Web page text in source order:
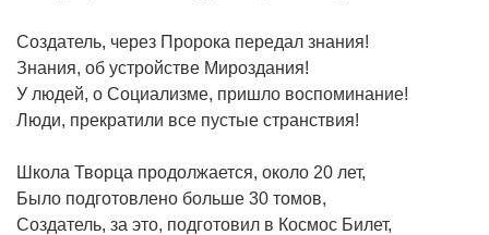
Создатель, через Пророка передал знания!
Знания, об устройстве Мироздания!
У людей, о Социализме, пришло воспоминание!
Люди, прекратили все пустые странствия!
Школа Творца продолжается, около 20 лет,
Было подготовлено больше 30 томов,
Создатель, за это, подготовил в Космос Билет,